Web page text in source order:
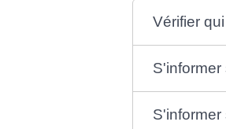
Vérifier